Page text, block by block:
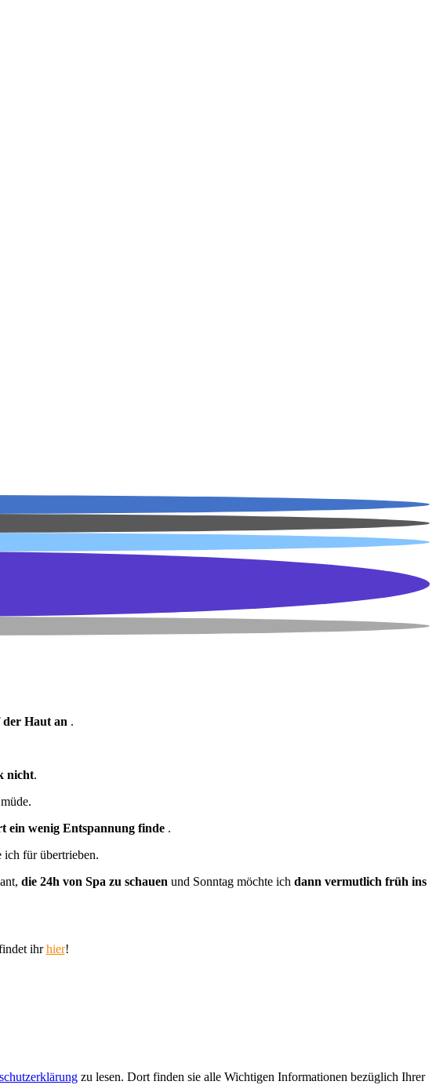
Haut an .
nicht.
müde.
ein wenig Entspannung finde.
ich für übertrieben.
die 24h von Spa zu schauen und Sonntag möchte ich dann vermutlich früh ins
ihrhier!
zu lesen. Dort finden sie alle Wichtigen Informationen bezüglich Ihrer